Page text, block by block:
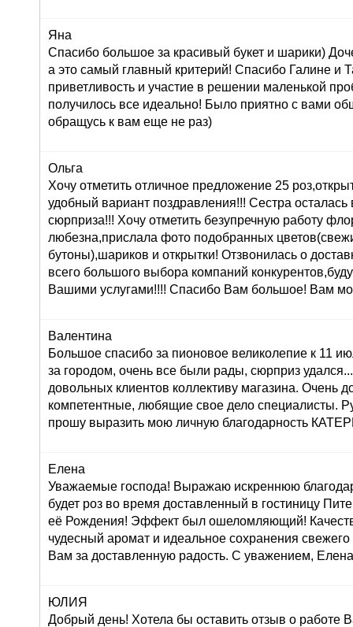
Яна
Спасибо большое за красивый букет и шарики)
а это самый главный критерий! Спасибо Галине и
приветливость и участие в решении маленькой
получилось все идеально! Было приятно с вами
обращусь к вам еще не раз)
Ольга
Хочу отметить отличное предложение 25
удобный вариант поздравления!!! Сестра осталась
сюрприза!!! Хочу отметить безупречную работу
любезна,прислала фото подобранных
бутоны),шариков и открытки! Отзвонилась о
всего большого выбора компаний
Вашими услугами!!!! Спасибо Вам большое! Вам
Валентина
Большое спасибо за пионовое великолепие к 11
за городом, очень все были рады, сюрприз
довольных клиентов коллективу магазина. Очень
компетентные, любящие свое дело специалисты.
прошу выразить мою личную благодарность
Елена
Уважаемые господа! Выражаю искреннюю
будет роз во время доставленный в гостиницу
её Рождения! Эффект был ошеломляющий!
чудесный аромат и идеальное сохранения
Вам за доставленную радость. С уважением,
ЮЛИЯ
Добрый день! Хотела бы оставить отзыв о работе